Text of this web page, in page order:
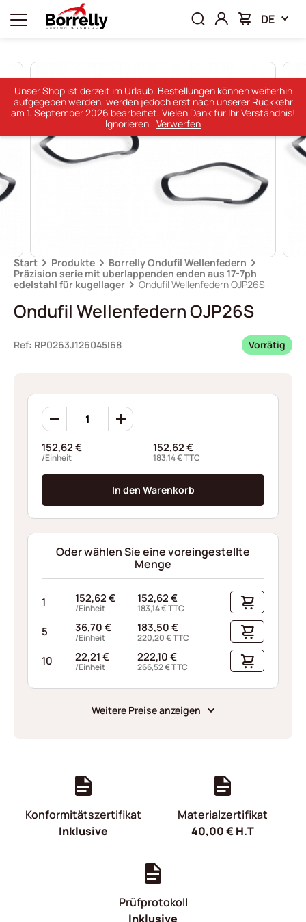
DE
Start Produkte
Borrelly Ondufil Wellenfedern
Präzision serie mit uberlappenden enden aus 17-7ph
edelstahl für kugellager
Ondufil Wellenfedern OJP26S
Ondufil Wellenfedern OJP26S
Ref: RP0263J126045I68 Vorrätig
Ondufil
Wellenfedern
Menge
152,62€
/Einheit
152,62€
183,14€TTC
In den Warenkorb
Oder wählen Sie eine voreingestellte
Menge
1 152,62€
/Einheit
152,62€
183,14€TTC
5 36,70€
/Einheit
183,50€
220,20€TTC
10 22,21€
/Einheit
222,10€
266,52€TTC
Weitere Preise anzeigen
Konformitätszertifikat
Inklusive
Materialzertifikat
40,00€H.T
Prüfprotokoll
Inklusive
Unser Shop ist derzeit im Urlaub. Bestellungen können weiterhin
aufgegeben werden, werden jedoch erst nach unserer Rückkehr
am 1. September 2026 bearbeitet. Vielen Dank für Ihr Verständnis!
Ignorieren Verwerfen